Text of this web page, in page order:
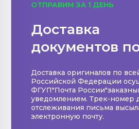
Доставка
документов
Доставка оригиналов по
Российской Федерации
ФГУП"Почта
уведомлением. Трек-номер
отслеживания письма
электронную почту.
ОТПРАВИМ ЗА 1 ДЕНЬ